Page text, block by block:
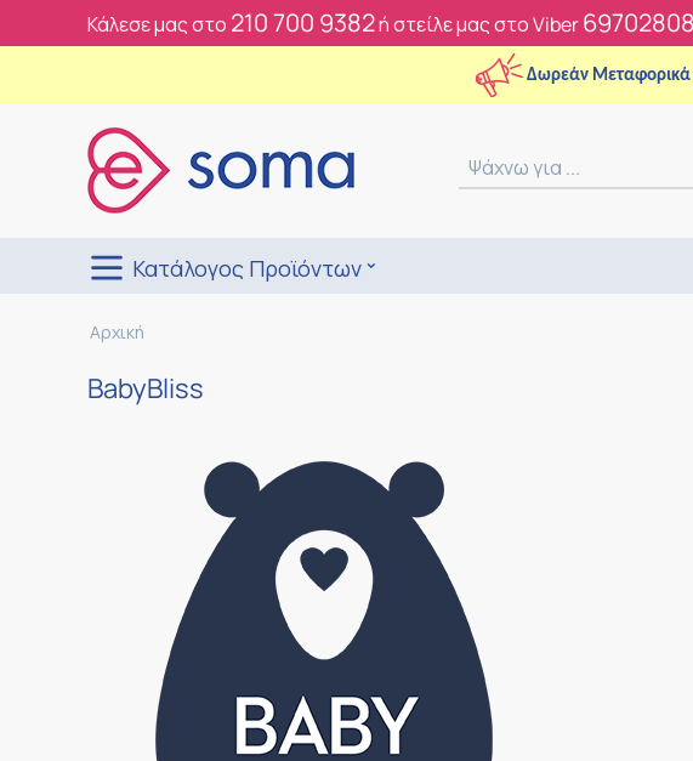
Κάλεσε μας στο 210 700 9382ή στείλε μας στο Viber
Δωρεάν Μεταφορικά
Κατάλογος Προϊόντων
Αρχική
BabyBliss